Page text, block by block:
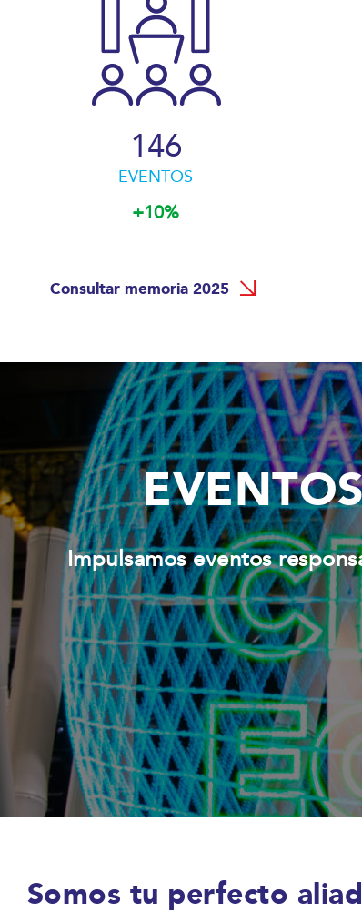
147
EVENTOS
+10%
Consultar memoria 2025
Impulsamos eventos
Somos tu perfecto